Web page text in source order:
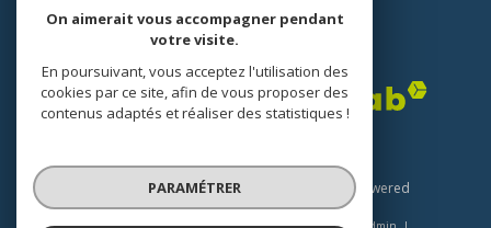
Adhérents
© 2026 | Tous droits réservés | Traduction powered
by Google |
On aimerait vous accompagner pendant
votre visite.
En poursuivant, vous acceptez l'utilisation des
cookies par ce site, afin de vous proposer des
contenus adaptés et réaliser des statistiques !
PARAMÉTRER